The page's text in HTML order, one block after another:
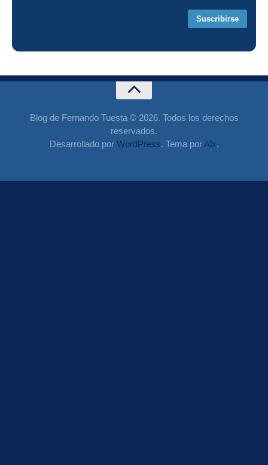
Blog de Fernando Tuesta © 2026. Todos los derechos
reservados.
Desarrollado por WordPress. Tema porAlx.